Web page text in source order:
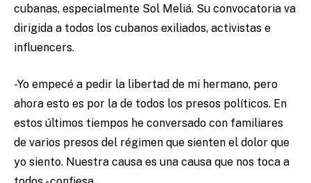
cubanas, especialmente Sol Meliá. Su convocatoria va
dirigida a todos los cubanos exiliados, activistas e
influencers.
-Yo empecé a pedir la libertad de mi hermano, pero
ahora esto es por la de todos los presos políticos. En
estos últimos tiempos he conversado con familiares
de varios presos del régimen que sienten el dolor que
yo siento. Nuestra causa es una causa que nos toca a